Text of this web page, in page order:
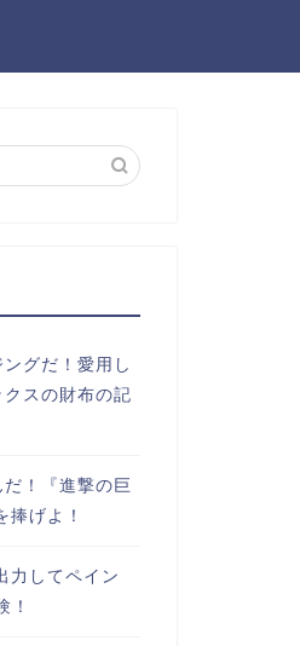
グだ！愛用し
スの財布の記
！『進撃の巨
捧げよ！
力してペイン
！